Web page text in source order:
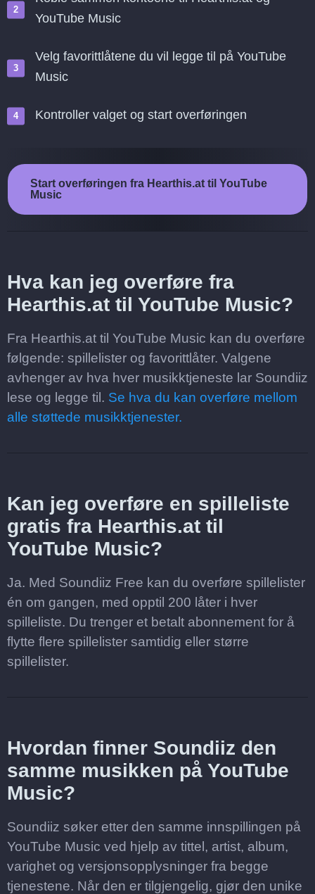
YouTube Music
Velg favorittlåtene du vil legge til på YouTube
Music
Kontroller valget og start overføringen
Start overføringen fra Hearthis.at til YouTube
Music
Hva kan jeg overføre fra
Hearthis.at til YouTube Music?
Fra Hearthis.at til YouTube Music kan du overføre
følgende: spillelister og favorittlåter. Valgene
avhenger av hva hver musikktjeneste lar Soundiiz
lese og legge til. Se hva du kan overføre mellom
alle støttede musikktjenester.
Kan jeg overføre en spilleliste
gratis fra Hearthis.at til
YouTube Music?
Ja. Med Soundiiz Free kan du overføre spillelister
én om gangen, med opptil 200 låter i hver
spilleliste. Du trenger et betalt abonnement for å
flytte flere spillelister samtidig eller større
spillelister.
Hvordan finner Soundiiz den
samme musikken på YouTube
Music?
Soundiiz søker etter den samme innspillingen på
YouTube Music ved hjelp av tittel, artist, album,
varighet og versjonsopplysninger fra begge
tjenestene. Når den er tilgjengelig, gjør den unike